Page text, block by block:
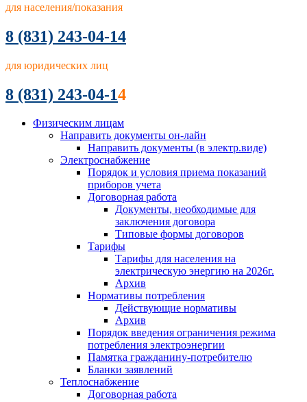
для населения/показания
8 (831) 243-04-14
для юридических лиц
8 (831) 243-04-14
Физическим лицам
Направить документы он-лайн
Направить документы (в электр.виде)
Электроснабжение
Порядок и условия приема показаний
приборов учета
Договорная работа
Документы, необходимые для
заключения договора
Типовые формы договоров
Тарифы
Тарифы для населения на
электрическую энергию на 2026г.
Архив
Нормативы потребления
Действующие нормативы
Архив
Порядок введения ограничения режима
потребления электроэнергии
Памятка гражданину-потребителю
Бланки заявлений
Теплоснабжение
Договорная работа